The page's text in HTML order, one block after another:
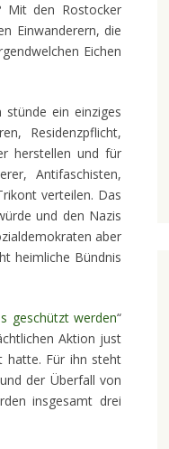
Mit den Rostocker
Einwanderern, die
Eichen
ein einziges
Residenzpflicht,
herstellen und für
Antifaschisten,
verteilen. Das
und den Nazis
aber
heimliche Bündnis
geschützt werden“
Aktion just
hatte. Für ihn steht
der Überfall von
insgesamt drei